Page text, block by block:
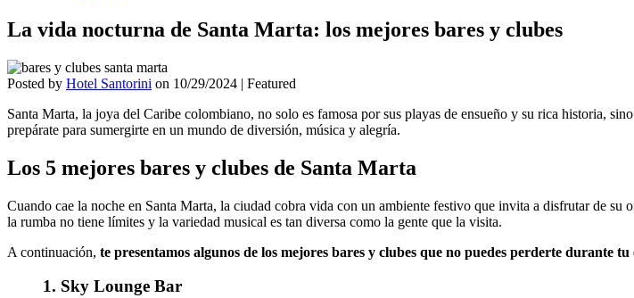
La vida nocturna de Santa Marta: los mejores bares y clubes
Posted by Hotel Santorini on 10/29/2024 | Featured
Santa Marta, la joya del Caribe colombiano, no solo es famosa por sus playas de ensueño y su rica historia,
prepárate para sumergirte en un mundo de diversión, música y alegría.
Los 5 mejores bares y clubes de Santa Marta
Cuando cae la noche en Santa Marta, la ciudad cobra vida con un ambiente festivo que invita a disfrutar de
la rumba no tiene límites y la variedad musical es tan diversa como la gente que la visita.
A continuación, te presentamos algunos de los mejores bares y clubes que no puedes perderte durante
1. Sky Lounge Bar